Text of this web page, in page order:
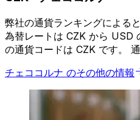
弊社の通貨ランキングによる
為替レートは CZK から USD
の通貨コードは CZK です。
チェココルナ のその他の情報